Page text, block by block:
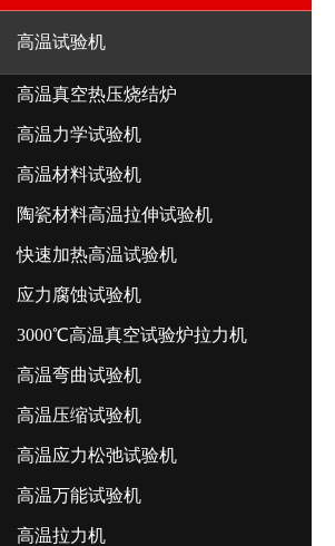
高温试验机
高温真空热压烧结炉
高温力学试验机
高温材料试验机
陶瓷材料高温拉伸试验机
快速加热高温试验机
应力腐蚀试验机
3000℃高温真空试验炉拉力机
高温弯曲试验机
高温压缩试验机
高温应力松弛试验机
高温万能试验机
高温拉力机